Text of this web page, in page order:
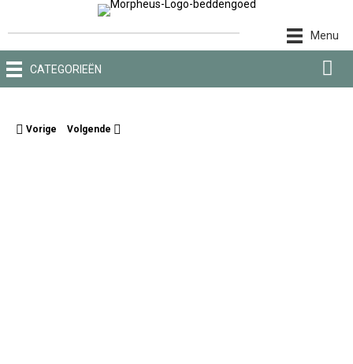
Menu
CATEGORIEËN
Vorige Volgende